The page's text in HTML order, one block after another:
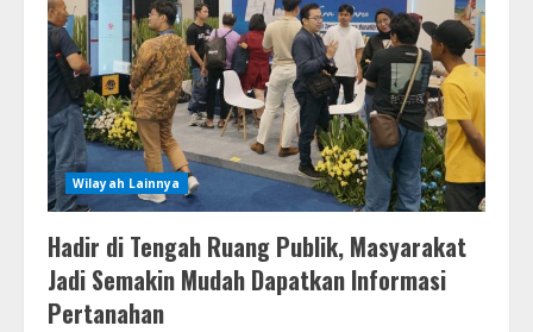
Wilayah Lainnya
Hadir di Tengah Ruang Publik, Masyarakat
Jadi Semakin Mudah Dapatkan Informasi
Pertanahan